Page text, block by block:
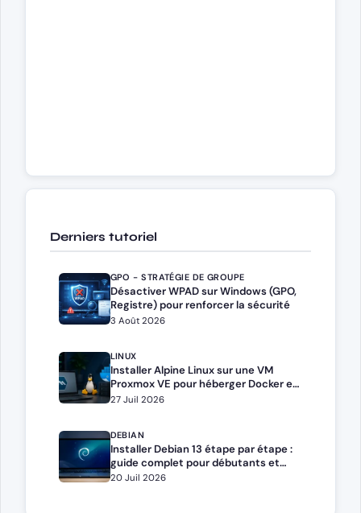
Derniers tutoriel
GPO - STRATÉGIE DE GROUPE
Désactiver WPAD sur Windows (GPO,
Registre) pour renforcer la sécurité
3 Août 2026
LINUX
Installer Alpine Linux sur une VM
Proxmox VE pour héberger Docker et
Docker Compose
27 Juil 2026
DEBIAN
Installer Debian 13 étape par étape :
guide complet pour débutants et
administrateurs
20 Juil 2026